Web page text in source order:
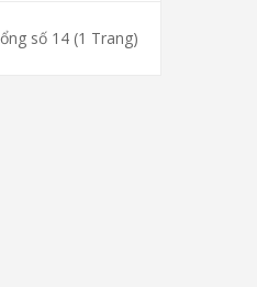
số 14 (1 Trang)